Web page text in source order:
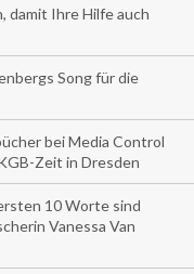
damit Ihre Hilfe auch
Song für die
bei Media Control
Zeit in Dresden
10 Worte sind
Vanessa Van